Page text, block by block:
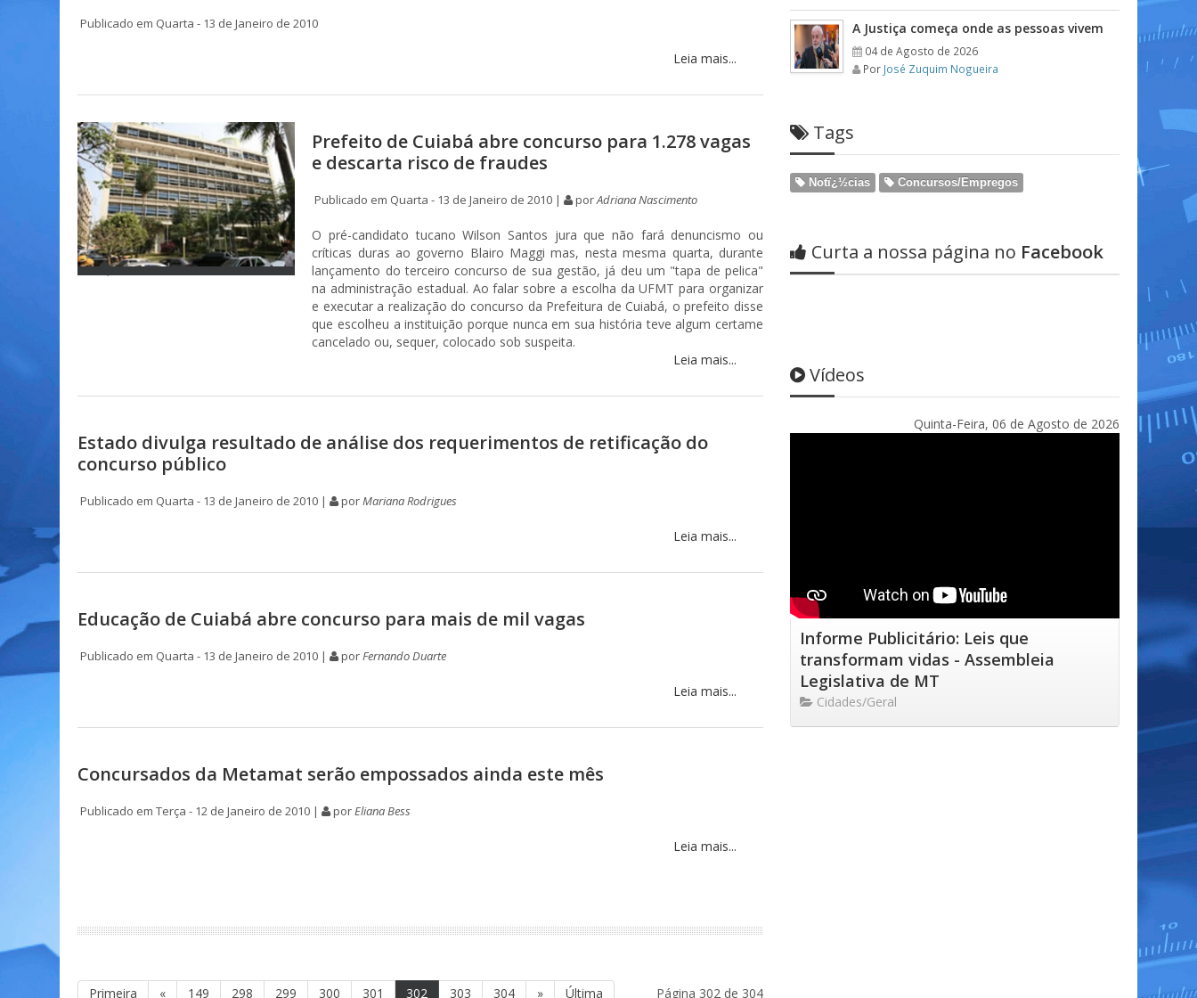
Publicado em Quarta - 13 de Janeiro de 2010
Leia mais...
Prefeito de Cuiabá abre concurso para 1.278 vagas
e descarta risco de fraudes
Publicado em Quarta - 13 de Janeiro de 2010 | porAdriana Nascimento
O pré-candidato tucano Wilson Santos jura que não fará denuncismo ou
críticas duras ao governo Blairo Maggi mas, nesta mesma quarta, durante
lançamento do terceiro concurso de sua gestão, já deu um "tapa de pelica"
na administração estadual. Ao falar sobre a escolha da UFMT para organizar
e executar a realização do concurso da Prefeitura de Cuiabá, o prefeito disse
que escolheu a instituição porque nunca em sua história teve algum certame
cancelado ou, sequer, colocado sob suspeita.
Leia mais...
Estado divulga resultado de análise dos requerimentos de retificação do
concurso público
Publicado em Quarta - 13 de Janeiro de 2010 | porMariana Rodrigues
Leia mais...
Educação de Cuiabá abre concurso para mais de mil vagas
Publicado em Quarta - 13 de Janeiro de 2010 | porFernando Duarte
Leia mais...
Concursados da Metamat serão empossados ainda este mês
Publicado em Terça - 12 de Janeiro de 2010 | porEliana Bess
Leia mais...
Primeira « 149 298 299 300 301 302 303 304 » Última Página 302 de 304
A Justiça começa onde as pessoas vivem
04 de Agosto de 2026
Por José Zuquim Nogueira
Tags
Notï¿½cias Concursos/Empregos
Curta a nossa página no Facebook
Vídeos
Quinta-Feira, 06 de Agosto de 2026
Informe Publicitário: Leis que
transformam vidas - Assembleia
Legislativa de MT
Cidades/Geral